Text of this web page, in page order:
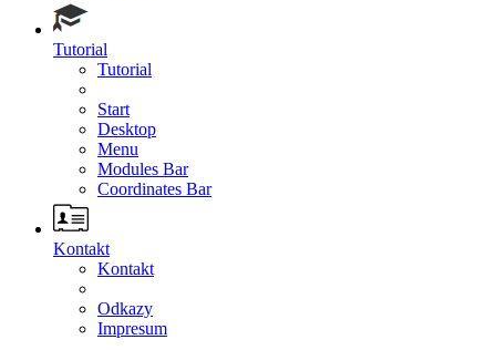
Tutorial
Tutorial
Start
Desktop
Menu
Modules Bar
Coordinates Bar
Kontakt
Kontakt
Odkazy
Impresum